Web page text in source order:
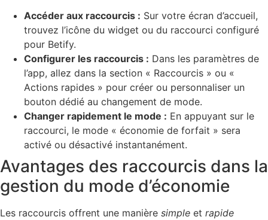
Accéder aux raccourcis : Sur votre écran d’accueil,
trouvez l’icône du widget ou du raccourci configuré
pour Betify.
Configurer les raccourcis : Dans les paramètres de
l’app, allez dans la section « Raccourcis » ou «
Actions rapides » pour créer ou personnaliser un
bouton dédié au changement de mode.
Changer rapidement le mode : En appuyant sur le
raccourci, le mode « économie de forfait » sera
activé ou désactivé instantanément.
Avantages des raccourcis dans la
gestion du mode d’économie
Les raccourcis offrent une manière simple et rapide